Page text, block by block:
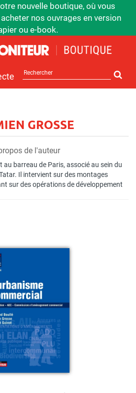
nouvelle boutique, où vous
nos ouvrages en version
ou e-book.
sur
le
GROSSE
de l'auteur
au barreau de Paris, associé au sein du
Il intervient sur des montages
sur des opérations de développement